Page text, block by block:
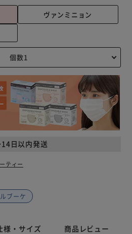
ヴァンミニョン
日以内発送
ティー
ブーケ
様・サイズ 商品レビュー